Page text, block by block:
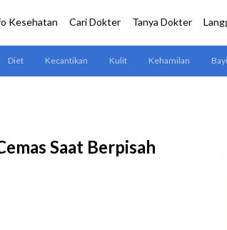
Saat Berpisah